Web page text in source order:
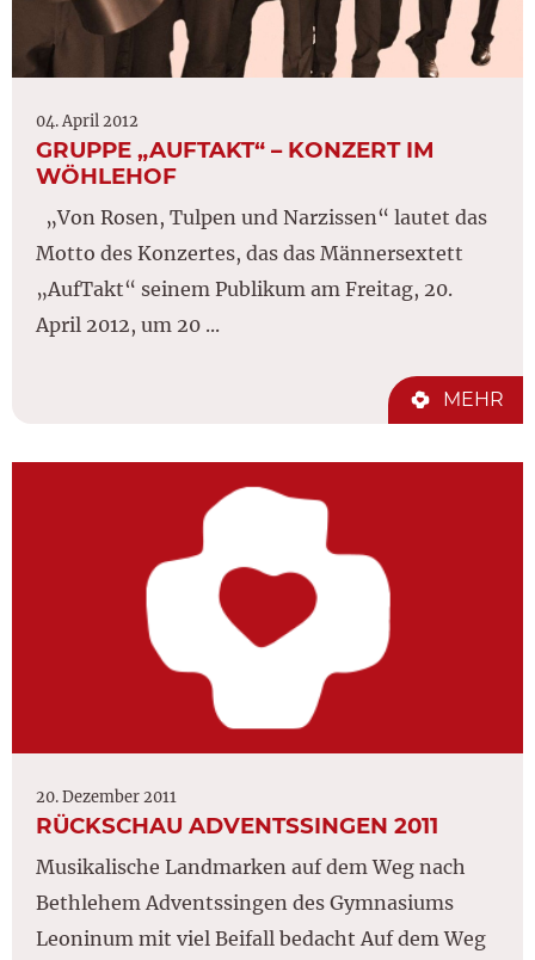
04. April 2012
GRUPPE „AUFTAKT“ – KONZERT IM
WÖHLEHOF
„Von Rosen, Tulpen und Narzissen“ lautet das
Motto des Konzertes, das das Männersextett
„AufTakt“ seinem Publikum am Freitag, 20.
April 2012, um 20 ...
MEHR
20. Dezember 2011
RÜCKSCHAU ADVENTSSINGEN 2011
Musikalische Landmarken auf dem Weg nach
Bethlehem Adventssingen des Gymnasiums
Leoninum mit viel Beifall bedacht Auf dem Weg